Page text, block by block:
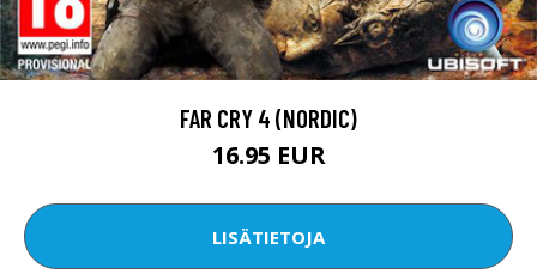
FAR CRY 4 (NORDIC)
16.95 EUR
LISÄTIETOJA